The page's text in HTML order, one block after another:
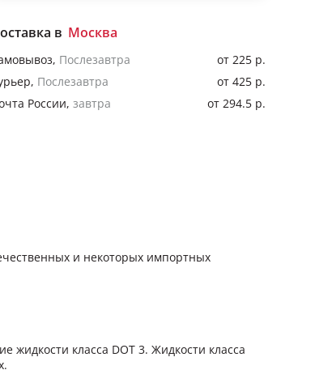
в Москва
, Послезавтра
от 225 р.
, Послезавтра
от 425 р.
России, завтра от 294.5 р.
и некоторых импортных
класса DOT 3. Жидкости класса